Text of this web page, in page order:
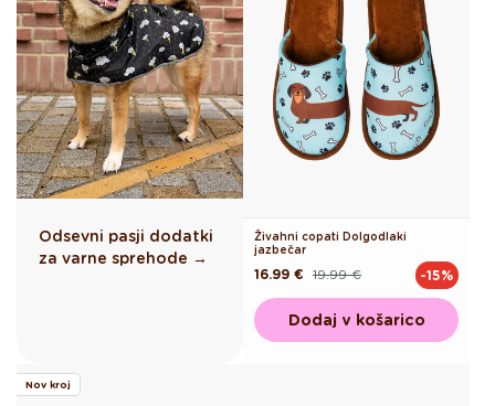
Odsevni pasji dodatki
za varne sprehode →
Živahni copati Dolgodlaki
jazbečar
Redna
19.99 €
Akcijska
16.99 € -15%
Dodaj v košarico
Nov kroj